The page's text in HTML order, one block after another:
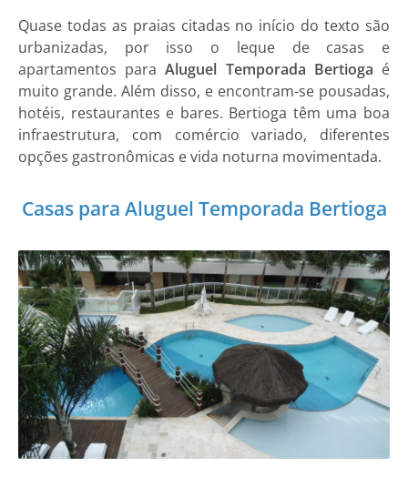
Quase todas as praias citadas no início do texto são
urbanizadas, por isso o leque de casas e
apartamentos para Aluguel Temporada Bertioga é
muito grande. Além disso, e encontram-se pousadas,
hotéis, restaurantes e bares. Bertioga têm uma boa
infraestrutura, com comércio variado, diferentes
opções gastronômicas e vida noturna movimentada.
Casas para Aluguel Temporada Bertioga